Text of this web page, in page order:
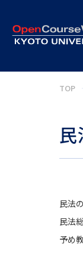
TOP
民
民法
民法
予め